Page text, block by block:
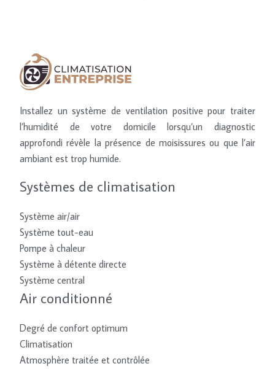
Installez un système de ventilation positive pour traiter
l’humidité de votre domicile lorsqu’un diagnostic
approfondi révèle la présence de moisissures ou que l’air
ambiant est trop humide.
Systèmes de climatisation
Système air/air
Système tout-eau
Pompe à chaleur
Système à détente directe
Système central
Air conditionné
Degré de confort optimum
Climatisation
Atmosphère traitée et contrôlée